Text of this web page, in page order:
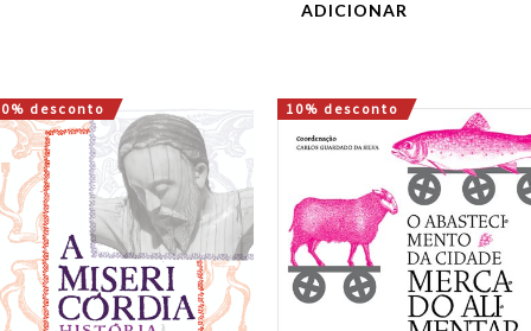
ADICIONAR
desconto
O
preço
original
era:
16,00 €.
O
preço
atual
14,40 €.
10% desconto
O
preço
16,00 €.
O
preço
atual
14,40 €.